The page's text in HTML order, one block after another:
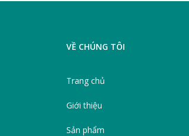
VỀ CHÚNG TÔI
Trang chủ
Giới thiệu
Sản phẩm